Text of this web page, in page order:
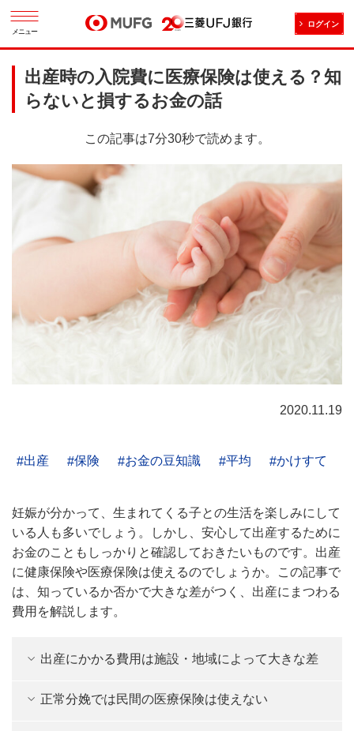
メニュー
ログイン
出産時の入院費に医療保険は使える？知
らないと損するお金の話
この記事は7分30秒で読めます。
2020.11.19
出産 保険 お金の豆知識 平均 かけすて
妊娠が分かって、生まれてくる子との生活を楽しみにして
いる人も多いでしょう。しかし、安心して出産するために
お金のこともしっかりと確認しておきたいものです。出産
に健康保険や医療保険は使えるのでしょうか。この記事で
は、知っているか否かで大きな差がつく、出産にまつわる
費用を解説します。
出産にかかる費用は施設・地域によって大きな差
正常分娩では民間の医療保険は使えない